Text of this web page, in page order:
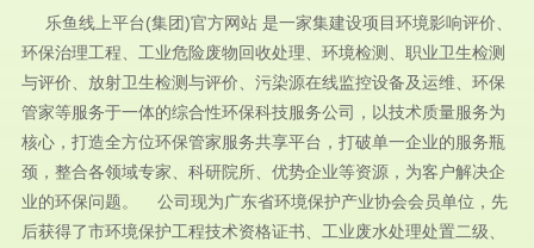
乐鱼线上平台(集团)官方网站 是一家集建设项目环境影响评价、
环保治理工程、工业危险废物回收处理、环境检测、职业卫生检测
与评价、放射卫生检测与评价、污染源在线监控设备及运维、环保
管家等服务于一体的综合性环保科技服务公司，以技术质量服务为
核心，打造全方位环保管家服务共享平台，打破单一企业的服务瓶
颈，整合各领域专家、科研院所、优势企业等资源，为客户解决企
业的环保问题。 公司现为广东省环境保护产业协会会员单位，先
后获得了市环境保护工程技术资格证书、工业废水处理处置二级、